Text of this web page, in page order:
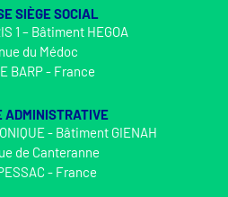
SIÈGE SOCIAL
1 – Bâtiment HEGOA
du Médoc
BARP - France
ADMINISTRATIVE
- Bâtiment GIENAH
de Canteranne
- France